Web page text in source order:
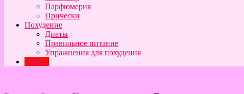
Парфюмерия
Прически
Похудение
Диеты
Правильное питание
Упражнения для похудения
Статьи